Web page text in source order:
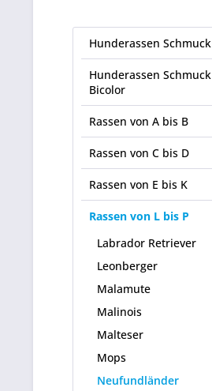
Hunderassen Schmuck
Hunderassen Schmuck
Bicolor
Rassen von A bis B
Rassen von C bis D
Rassen von E bis K
Rassen von L bis P
Labrador Retriever
Leonberger
Malamute
Malinois
Malteser
Mops
Neufundländer